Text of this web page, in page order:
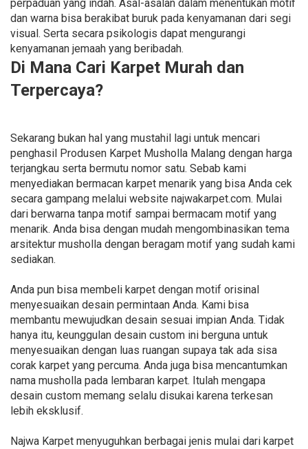
perpaduan yang indah. Asal-asalan dalam menentukan motif
dan warna bisa berakibat buruk pada kenyamanan dari segi
visual. Serta secara psikologis dapat mengurangi
kenyamanan jemaah yang beribadah.
Di Mana Cari Karpet Murah dan
Terpercaya?
Sekarang bukan hal yang mustahil lagi untuk mencari
penghasil Produsen Karpet Musholla Malang dengan harga
terjangkau serta bermutu nomor satu. Sebab kami
menyediakan bermacan karpet menarik yang bisa Anda cek
secara gampang melalui website najwakarpet.com. Mulai
dari berwarna tanpa motif sampai bermacam motif yang
menarik. Anda bisa dengan mudah mengombinasikan tema
arsitektur musholla dengan beragam motif yang sudah kami
sediakan.
Anda pun bisa membeli karpet dengan motif orisinal
menyesuaikan desain permintaan Anda. Kami bisa
membantu mewujudkan desain sesuai impian Anda. Tidak
hanya itu, keunggulan desain custom ini berguna untuk
menyesuaikan dengan luas ruangan supaya tak ada sisa
corak karpet yang percuma. Anda juga bisa mencantumkan
nama musholla pada lembaran karpet. Itulah mengapa
desain custom memang selalu disukai karena terkesan
lebih eksklusif.
Najwa Karpet menyuguhkan berbagai jenis mulai dari karpet